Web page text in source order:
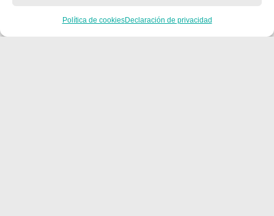
Política de cookiesDeclaración de privacidad